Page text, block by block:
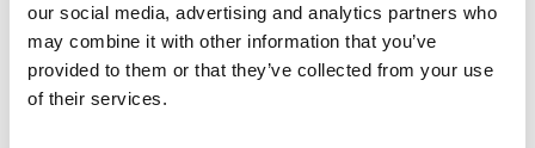
our social media, advertising and analytics partners who
may combine it with other information that you’ve
provided to them or that they’ve collected from your use
of their services.
Un estuche para computadora portátil delgado para